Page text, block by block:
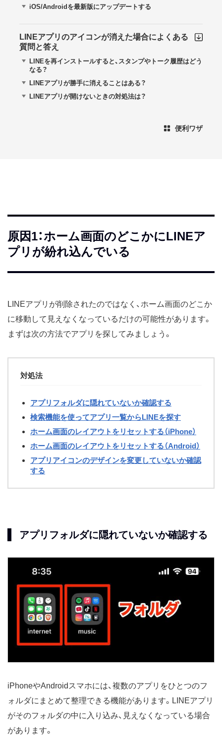
iOS/Androidを最新版にアップデートする
LINEアプリのアイコンが消えた場合によくある
質問と答え
LINEを再インストールすると、スタンプやトーク履歴はどう
なる？
LINEアプリが勝手に消えることはある？
LINEアプリが開けないときの対処法は？
便利ワザ
原因1：ホーム画面のどこかにLINEア
プリが紛れ込んでいる
LINEアプリが削除されたのではなく、ホーム画面のどこか
に移動して見えなくなっているだけの可能性があります。
まずは次の方法でアプリを探してみましょう。
対処法
アプリフォルダに隠れていないか確認する
検索機能を使ってアプリ一覧からLINEを探す
ホーム画面のレイアウトをリセットする（iPhone）
ホーム画面のレイアウトをリセットする（Android）
アプリアイコンのデザインを変更していないか確認
する
アプリフォルダに隠れていないか確認する
iPhoneやAndroidスマホには、複数のアプリをひとつのフ
ォルダにまとめて整理できる機能があります。LINEアプリ
がそのフォルダの中に入り込み、見えなくなっている場合
があります。